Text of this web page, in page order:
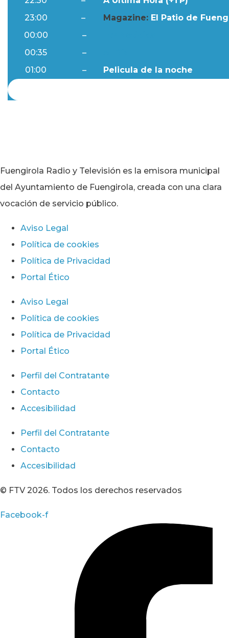
23:00
– Magazine: El Patio de
00:00
–
00:35
–
01:00
– Pelicula de la noche
Fuengirola Radio y Televisión es la emisora municipal
del Ayuntamiento de Fuengirola, creada con una clara
vocación de servicio público.
Aviso Legal
Política de cookies
Política de Privacidad
Portal Ético
Aviso Legal
Política de cookies
Política de Privacidad
Portal Ético
Perfil del Contratante
Contacto
Accesibilidad
Perfil del Contratante
Contacto
Accesibilidad
© FTV 2026. Todos los derechos reservados
Facebook-f